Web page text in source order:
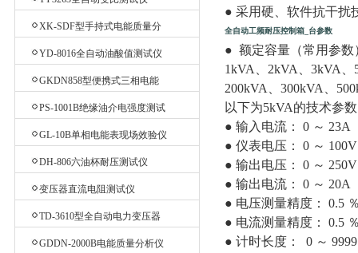
XK-SDF型手持式电能质量分
YD-8016全自动油酸值测试仪
GKDN858型便携式三相电能
质量分析仪
PS-1001B绝缘油介电强度测试
GL-10B单相电能表现场效验仪
DH-806六油杯耐压测试仪
变压器直流电阻测试仪
TD-3610型全自动电力变压器
GDDN-2000B电能质量分析仪
● 采用硬、软件抗干扰
全自动工频耐压控制箱_台参数
● 额定容量（常用参
1kVA、2kVA、3kVA
200kVA、300kVA、
以下为5kVA的技术参
● 输入电流： 0 ～ 23A
● 仪表电压： 0 ～
● 输出电压： 0 ～
● 输出电流： 0 ～ 20A
● 电压测量精度： 0.5
● 电流测量精度： 0.5
● 计时长度： 0 ～